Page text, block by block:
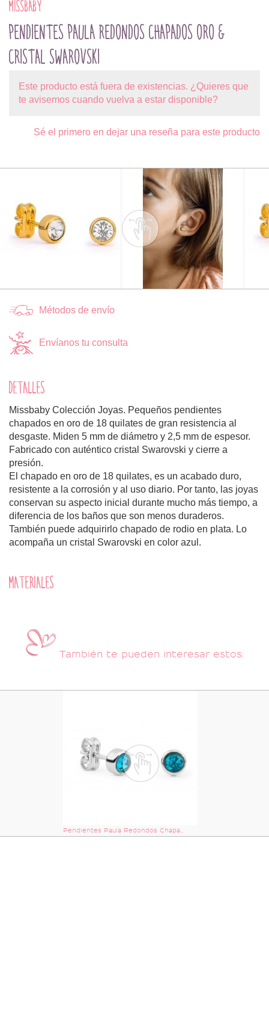
MISSBABY
PENDIENTES PAULA REDONDOS CHAPADOS ORO &
CRISTAL SWAROVSKI
Este producto está fuera de existencias. ¿Quieres que
te avisemos cuando vuelva a estar disponible?
Sé el primero en dejar una reseña para este producto
Métodos de envío
Envíanos tu consulta
DETALLES
Missbaby Colección Joyas. Pequeños pendientes
chapados en oro de 18 quilates de gran resistencia al
desgaste. Miden 5 mm de diámetro y 2,5 mm de espesor.
Fabricado con auténtico cristal Swarovski y cierre a
presión.
El chapado en oro de 18 quilates, es un acabado duro,
resistente a la corrosión y al uso diario. Por tanto, las joyas
conservan su aspecto inicial durante mucho más tiempo, a
diferencia de los baños que son menos duraderos.
También puede adquirirlo chapado de rodio en plata. Lo
acompaña un cristal Swarovski en color azul.
MATERIALES
También te pueden interesar estos:
Pendientes Paula Redondos Chapados Plata & Cristal Swarovski Azul